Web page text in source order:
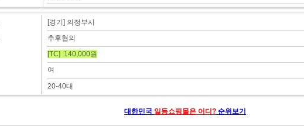
[경기] 의정부시
추후협의
[TC] 140,000원
여
20-40대
대한민국 일등쇼핑몰은 어디? 순위보기